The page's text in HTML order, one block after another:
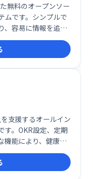
無料のオープンソー
ムです。シンプルで
、容易に情報を追
ジという階層構造で
ディターで誰でも簡
言語の知識は不要な
ベースを構築できま
支援するオールイン
す。OKR設定、定期
機能により、健康で
ンスを発揮できる職
ージメントを高
。